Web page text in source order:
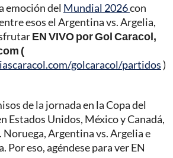
emoción del Mundial 2026con
esos el Argentina vs. Argelia,
EN VIVO por Gol Caracol,
(
golcaracol/partidos)
de la jornada en la Copa del
Estados Unidos, México y Canadá,
Noruega, Argentina vs. Argelia e
Por eso, agéndese para ver EN